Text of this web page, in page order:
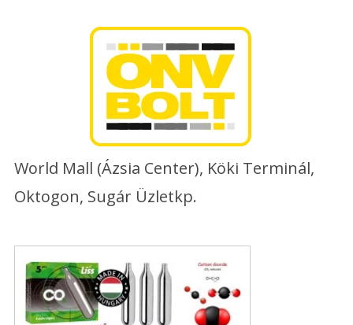
World Mall (Ázsia Center), Köki Terminál,
Oktogon, Sugár Üzletkp.